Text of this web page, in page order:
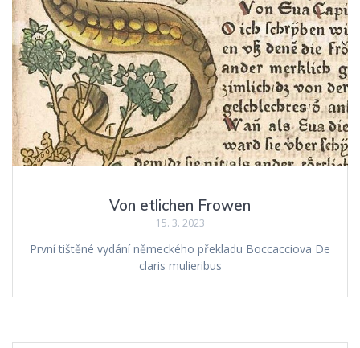
Von etlichen Frowen
15. 3. 2023
První tištěné vydání německého překladu Boccacciova De
claris mulieribus